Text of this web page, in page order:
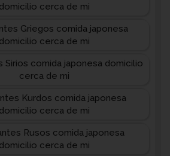
domicilio cerca de mi
Griegos comida japonesa
domicilio cerca de mi
Sirios comida japonesa domicilio
cerca de mi
Kurdos comida japonesa
domicilio cerca de mi
Rusos comida japonesa
domicilio cerca de mi